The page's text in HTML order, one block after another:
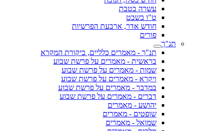
עשרה בטבת
ט"ו בשבט
חודש אדר, ארבעת הפרשיות
פורים
תנ"ך
תנ"ך - מאמרים כלליים, ביקורת המקרא
בראשית - מאמרים על פרשת שבוע
שמות - מאמרים על פרשת שבוע
ויקרא - מאמרים על פרשת שבוע
במדבר - מאמרים על פרשת שבוע
דברים - מאמרים על פרשת שבוע
יהושע - מאמרים
שופטים - מאמרים
שמואל - מאמרים